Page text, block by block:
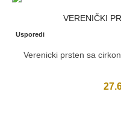
VERENIČKI
Usporedi
Verenicki prsten sa